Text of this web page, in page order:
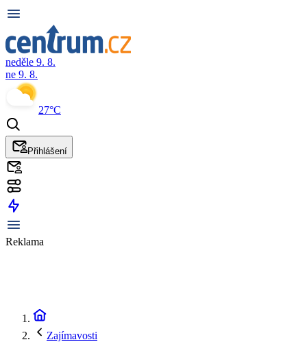
neděle 9. 8.
ne 9. 8.
27°C
Přihlášení
Reklama
Zajímavosti